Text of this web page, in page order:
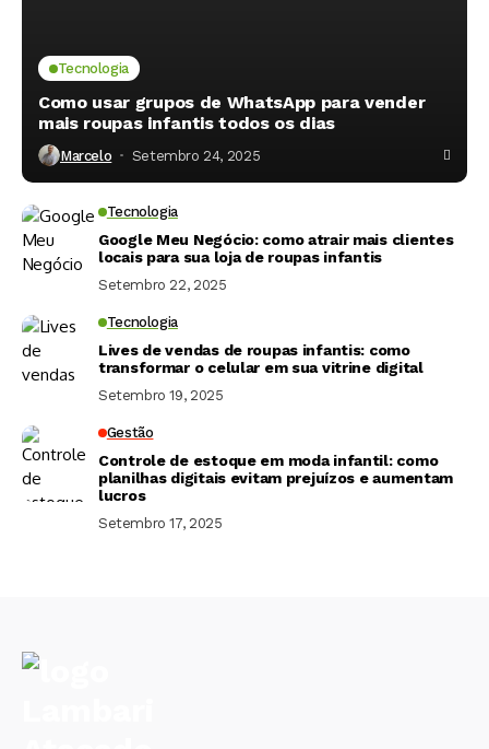
Tecnologia
Como usar grupos de WhatsApp para vender
mais roupas infantis todos os dias
Marcelo Setembro 24, 2025
Tecnologia
Google Meu Negócio: como atrair mais clientes
locais para sua loja de roupas infantis
Setembro 22, 2025
Tecnologia
Lives de vendas de roupas infantis: como
transformar o celular em sua vitrine digital
Setembro 19, 2025
Gestão
Controle de estoque em moda infantil: como
planilhas digitais evitam prejuízos e aumentam
lucros
Setembro 17, 2025